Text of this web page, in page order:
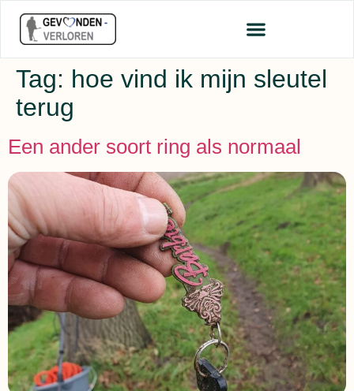
Tag: hoe vind ik mijn sleutel
terug
Een ander soort ring als normaal